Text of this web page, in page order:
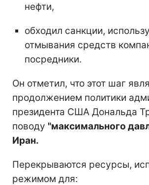
нефти,
обходил санкции,
отмывания средств
посредники.
Он отметил, что этот шаг
продолжением политики
президента США Дональда
поводу "максимального
Иран.
Перекрываются ресурсы,
режимом для: